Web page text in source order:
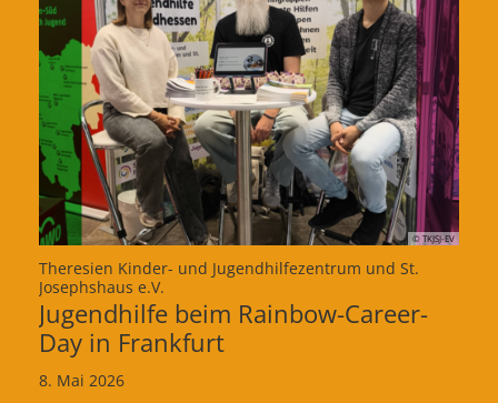
© TKJSJ-EV
Theresien Kinder- und Jugendhilfezentrum und St.
Josephshaus e.V.
Jugendhilfe beim Rainbow-Career-
Day in Frankfurt
8. Mai 2026